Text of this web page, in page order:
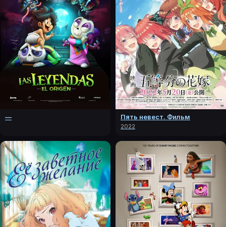
— Пять невест. Фильм
2022